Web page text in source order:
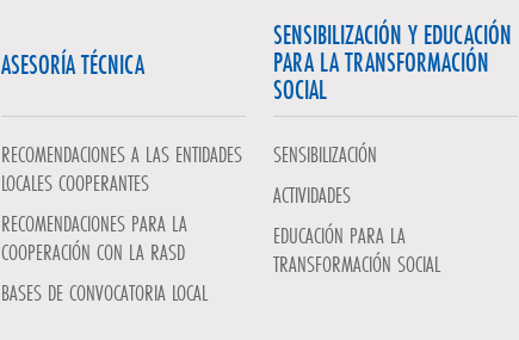
ASESORÍA TÉCNICA
RECOMENDACIONES A LAS ENTIDADES
LOCALES COOPERANTES
RECOMENDACIONES PARA LA
COOPERACIÓN CON LA RASD
BASES DE CONVOCATORIA LOCAL
SENSIBILIZACIÓN Y EDUCACIÓN
PARA LA TRANSFORMACIÓN
SOCIAL
SENSIBILIZACIÓN
ACTIVIDADES
EDUCACIÓN PARA LA
TRANSFORMACIÓN SOCIAL